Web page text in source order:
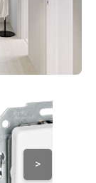
>